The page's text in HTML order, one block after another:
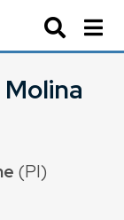
(PI)